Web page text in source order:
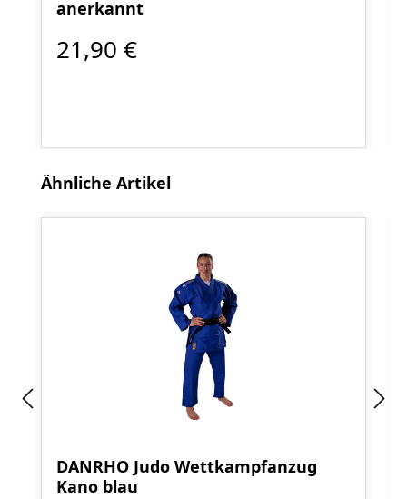
anerkannt
21,90 €
Produktgalerie überspringen
Ähnliche Artikel
DANRHO Judo Wettkampfanzug
Kano blau